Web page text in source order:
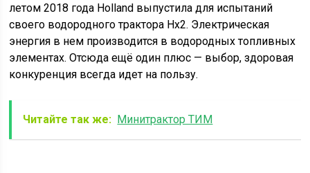
летом 2018 года Holland выпустила для испытаний
своего водородного трактора Нх2. Электрическая
энергия в нем производится в водородных топливных
элементах. Отсюда ещё один плюс — выбор, здоровая
конкуренция всегда идет на пользу.
Читайте так же: Минитрактор ТИМ